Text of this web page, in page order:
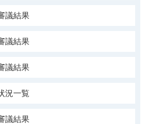
議結果
議結果
議結果
況一覧
議結果